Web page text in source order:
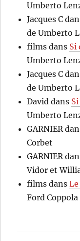
Umberto
Jacques C
de Umberto
films dans Si
Umberto
Jacques C
de Umberto
David dans
Umberto
GARNIER
Corbet
GARNIER
Vidor et
films dans
Ford Coppola